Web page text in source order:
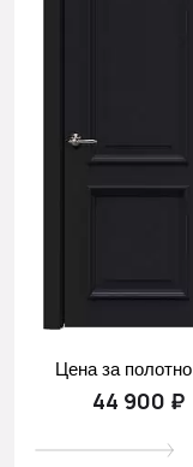
Цена за полотно
44 900 ₽